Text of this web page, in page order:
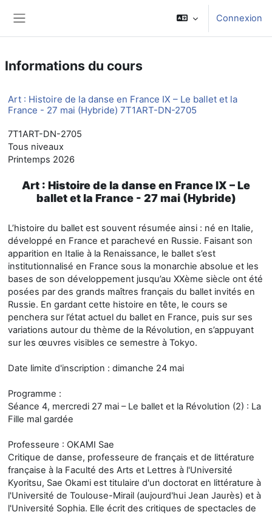
Connexion
Informations du cours
Art : Histoire de la danse en France IX – Le ballet et la
France - 27 mai (Hybride) 7T1ART-DN-2705
7T1ART-DN-2705
Tous niveaux
Printemps 2026
Art : Histoire de la danse en France IX – Le
ballet et la France - 27 mai (Hybride)
L’histoire du ballet est souvent résumée ainsi : né en Italie,
développé en France et parachevé en Russie. Faisant son
apparition en Italie à la Renaissance, le ballet s’est
institutionnalisé en France sous la monarchie absolue et les
bases de son développement jusqu’au XXème siècle ont été
posées par des grands maîtres français du ballet invités en
Russie. En gardant cette histoire en tête, le cours se
penchera sur l’état actuel du ballet en France, puis sur ses
variations autour du thème de la Révolution, en s’appuyant
sur les œuvres visibles ce semestre à Tokyo.
Date limite d'inscription : dimanche 24 mai
Programme :
Séance 4, mercredi 27 mai – Le ballet et la Révolution (2) : La
Fille mal gardée
Professeure : OKAMI Sae
Critique de danse, professeure de français et de littérature
française à la Faculté des Arts et Lettres à l'Université
Kyoritsu, Sae Okami est titulaire d'un doctorat en littérature à
l'Université de Toulouse-Mirail (aujourd'hui Jean Jaurès) et à
l'Université Sophia. Elle écrit des critiques de spectacles de